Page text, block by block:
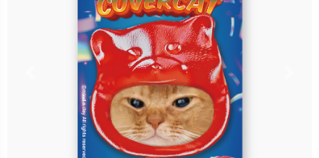
更多銷售據點
Previous